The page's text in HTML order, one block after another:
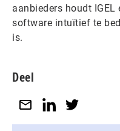
aanbieders houdt IGEL
software intuïtief te
is.
Deel